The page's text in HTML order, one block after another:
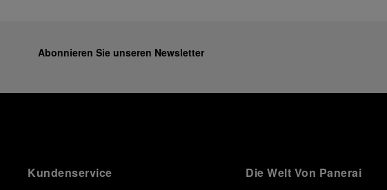
Abonnieren Sie unseren Newsletter
Kundenservice Die Welt Von Panerai